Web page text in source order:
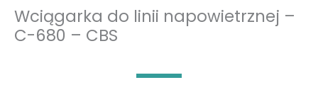
Wciągarka do linii napowietrznej –
C-680 – CBS